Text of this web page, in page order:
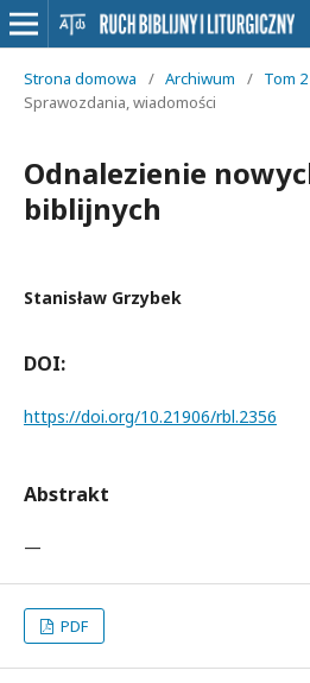
Strona domowa / Archiwum / Tom
Sprawozdania, wiadomości
Odnalezienie
biblijnych
Stanisław Grzybek
DOI:
https://doi.org/10.21906/rbl.2356
Abstrakt
—
PDF